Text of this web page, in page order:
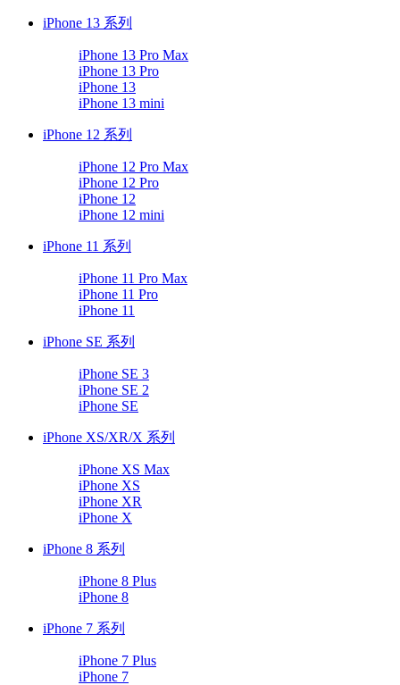
iPhone 13 系列
iPhone 13 Pro Max
iPhone 13 Pro
iPhone 13
iPhone 13 mini
iPhone 12 系列
iPhone 12 Pro Max
iPhone 12 Pro
iPhone 12
iPhone 12 mini
iPhone 11 系列
iPhone 11 Pro Max
iPhone 11 Pro
iPhone 11
iPhone SE 系列
iPhone SE 3
iPhone SE 2
iPhone SE
iPhone XS/XR/X 系列
iPhone XS Max
iPhone XS
iPhone XR
iPhone X
iPhone 8 系列
iPhone 8 Plus
iPhone 8
iPhone 7 系列
iPhone 7 Plus
iPhone 7